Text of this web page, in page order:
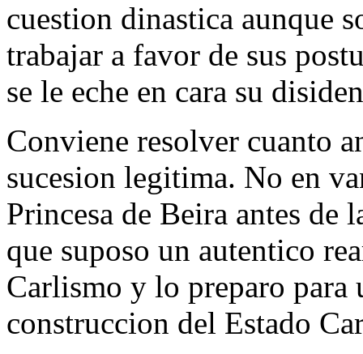
cuestion dinastica aunque
trabajar a favor de sus
se le eche en cara su
Conviene resolver cuanto
sucesion legitima. No en
Princesa de Beira antes de
que suposo un autentico
Carlismo y lo preparo para
construccion del Estado